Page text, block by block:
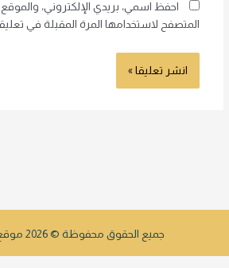
احفظ اسمي، بريدي الإلكتروني،
المتصفح لاستخدامها المرة المقبلة في
جميع الحقوق محفوظة © 2026 موقع عربي بوست